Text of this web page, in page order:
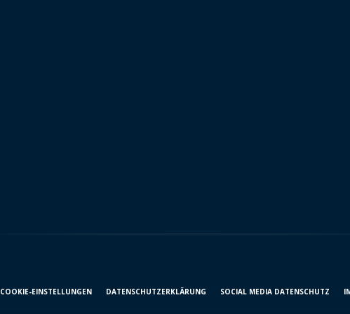
COOKIE-EINSTELLUNGEN DATENSCHUTZ­ERKLÄRUNG SOCIAL MEDIA DATENSCHUTZ